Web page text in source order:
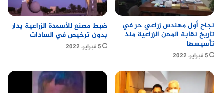
نجاح أول مهندس زراعي حر في
تاريخ نقابة المهن الزراعية منذ
تأسيسها
5 فبراير، 2022
ضبط مصنع للأسمدة الزراعية يدار
بدون ترخيص في السادات
5 فبراير، 2022